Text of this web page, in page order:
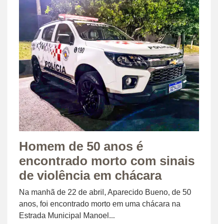
Homem de 50 anos é
encontrado morto com sinais
de violência em chácara
Na manhã de 22 de abril, Aparecido Bueno, de 50
anos, foi encontrado morto em uma chácara na
Estrada Municipal Manoel...